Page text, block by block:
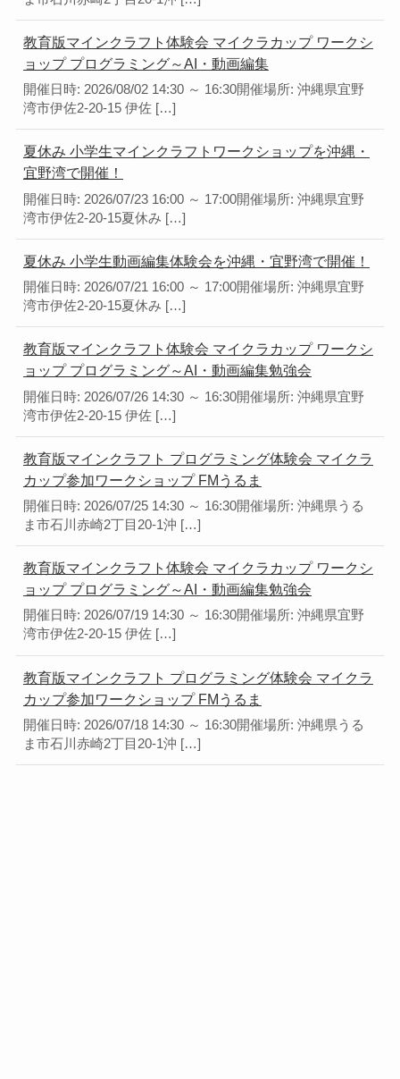
教育版マインクラフト体験会 マイクラカップ ワークシ
ョップ プログラミング～AI・動画編集
開催日時: 2026/08/02 14:30 ～ 16:30開催場所: 沖縄県宜野
湾市伊佐2-20-15 伊佐 […]
夏休み 小学生マインクラフトワークショップを沖縄・
宜野湾で開催！
開催日時: 2026/07/23 16:00 ～ 17:00開催場所: 沖縄県宜野
湾市伊佐2-20-15夏休み […]
夏休み 小学生動画編集体験会を沖縄・宜野湾で開催！
開催日時: 2026/07/21 16:00 ～ 17:00開催場所: 沖縄県宜野
湾市伊佐2-20-15夏休み […]
教育版マインクラフト体験会 マイクラカップ ワークシ
ョップ プログラミング～AI・動画編集勉強会
開催日時: 2026/07/26 14:30 ～ 16:30開催場所: 沖縄県宜野
湾市伊佐2-20-15 伊佐 […]
教育版マインクラフト プログラミング体験会 マイクラ
カップ参加ワークショップ FMうるま
開催日時: 2026/07/25 14:30 ～ 16:30開催場所: 沖縄県うる
ま市石川赤崎2丁目20-1沖 […]
教育版マインクラフト体験会 マイクラカップ ワークシ
ョップ プログラミング～AI・動画編集勉強会
開催日時: 2026/07/19 14:30 ～ 16:30開催場所: 沖縄県宜野
湾市伊佐2-20-15 伊佐 […]
教育版マインクラフト プログラミング体験会 マイクラ
カップ参加ワークショップ FMうるま
開催日時: 2026/07/18 14:30 ～ 16:30開催場所: 沖縄県うる
ま市石川赤崎2丁目20-1沖 […]